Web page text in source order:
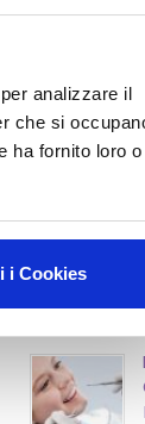
analizzare il
che si
ha fornito loro o
i Cookies
Dentista